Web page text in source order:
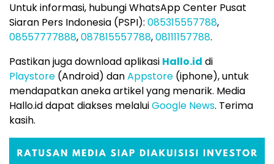
Untuk informasi, hubungi WhatsApp Center Pusat
Siaran Pers Indonesia (PSPI): 085315557788,
08557777888,087815557788,08111157788.
Pastikan juga download aplikasi Hallo.id di
Playstore (Android) danAppstore (iphone), untuk
mendapatkan aneka artikel yang menarik. Media
Hallo.id dapat diakses melaluiGoogle News. Terima
kasih.